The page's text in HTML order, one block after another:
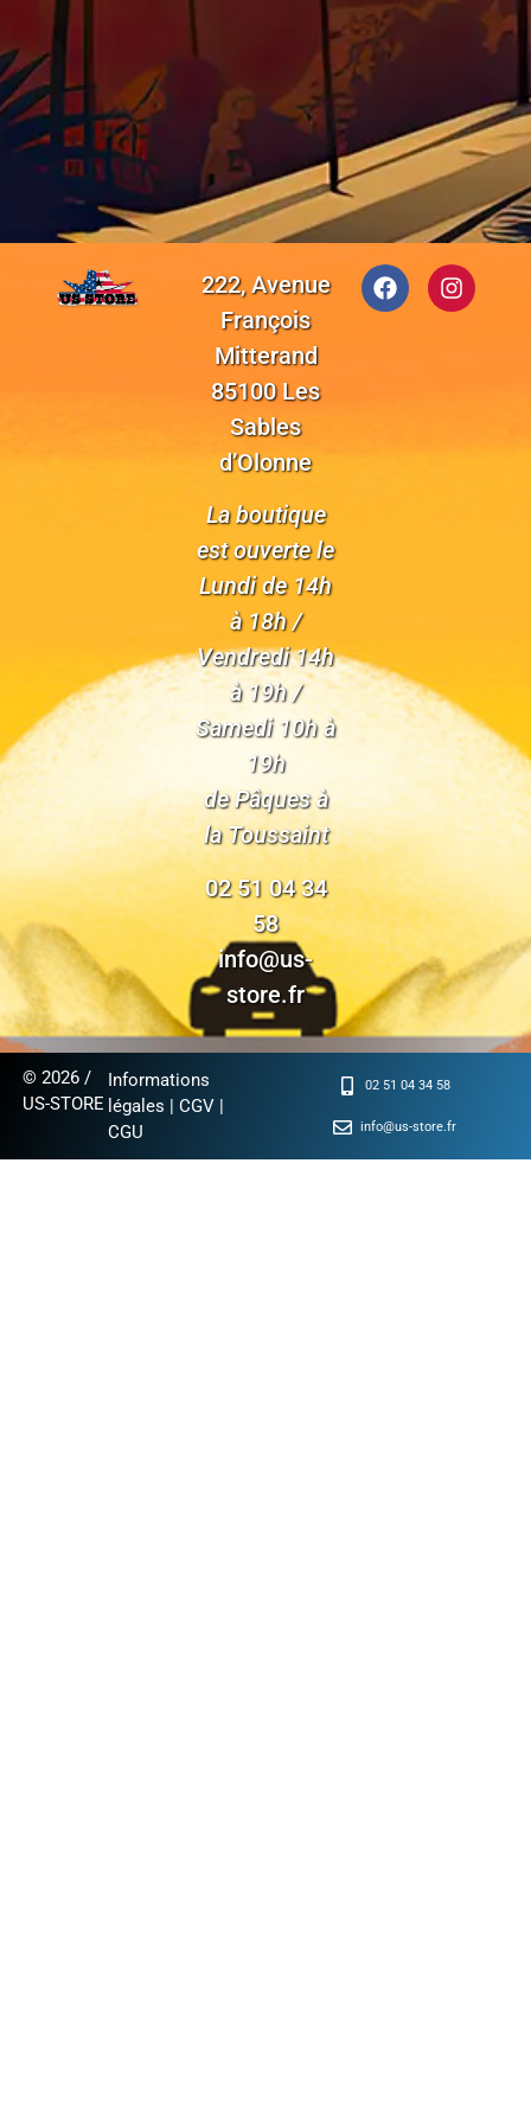
222, Avenue
François
Mitterand
85100 Les
Sables
d’Olonne
La boutique
est ouverte le
Lundi de 14h
à 18h /
Vendredi 14h
à 19h /
Samedi 10h à
19h
de Pâques à
la Toussaint
02 51 04 34
58
info@us-
store.fr
© 2026 /
US-STORE
Informations
légales |CGV |
CGU
02 51 04 34 58
info@us-store.fr